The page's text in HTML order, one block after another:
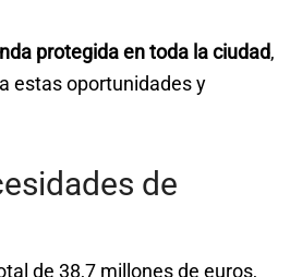
protegida en toda la ciudad,
estas oportunidades y
de
de 38,7 millones de euros,